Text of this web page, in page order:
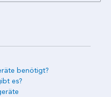
benötigt?
es?